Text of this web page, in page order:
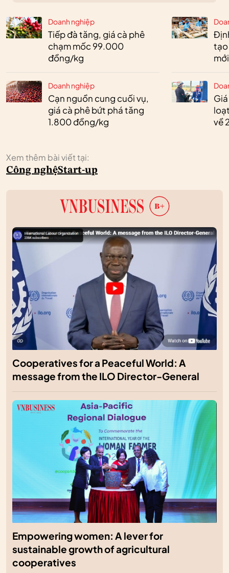
Doanh nghiệp
Tiếp đà tăng, giá cà phê
chạm mốc 99.000
đồng/kg
Doanh nghiệp
Cạn nguồn cung cuối vụ,
giá cà phê bứt phá tăng
1.800 đồng/kg
tạo
về
Xem thêm bài viết tại:
Công nghệStart-up
Cooperatives for a Peaceful World: A
message from the ILO Director-General
Empowering women: A lever for
sustainable growth of agricultural
cooperatives